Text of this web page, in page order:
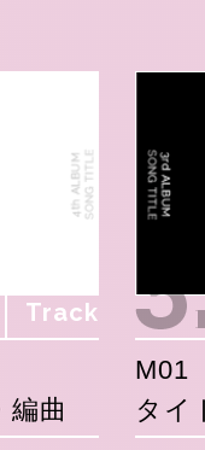
Track
編曲
M01
タイ